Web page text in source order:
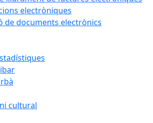
electròniques
de documents electrònics
cultural